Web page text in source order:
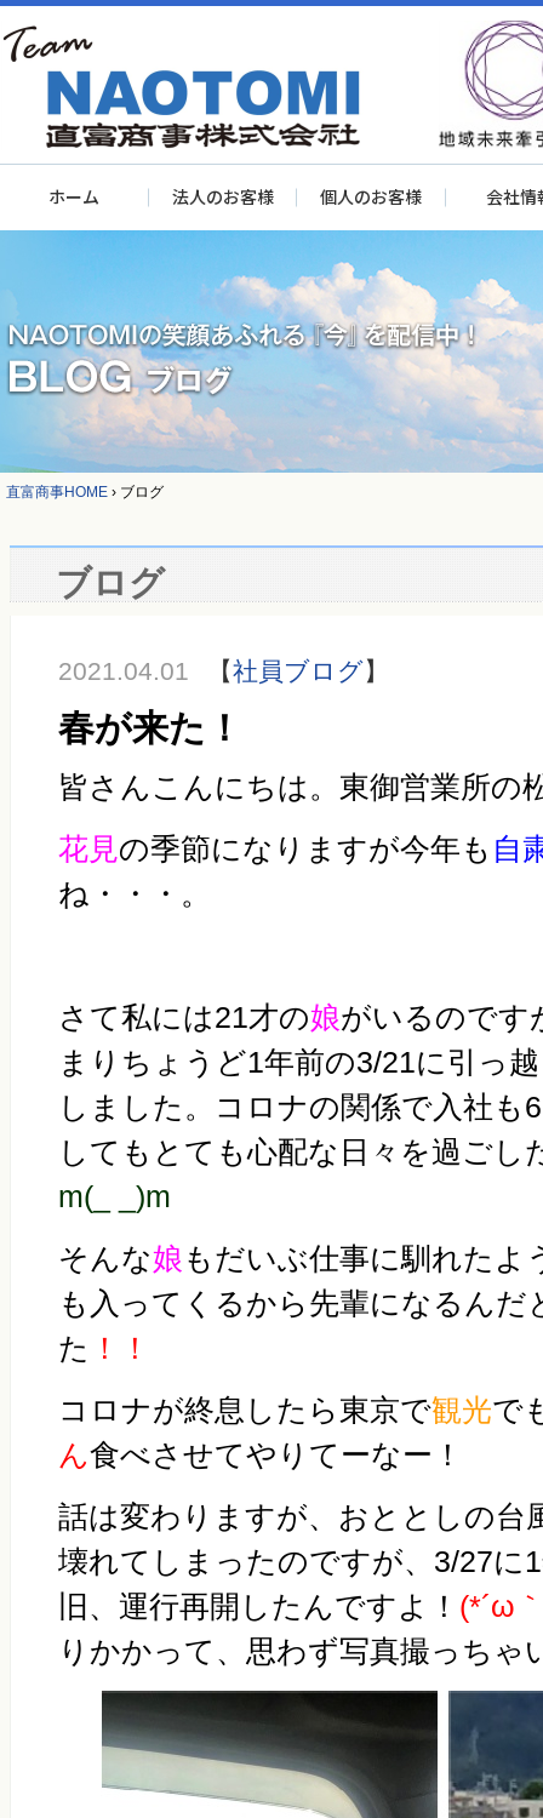
ホーム 法人のお客様 個人のお客様 会社情
直富商事HOME › ブログ
ブログ
2021.04.01 【社員ブログ】
春が来た！
皆さんこんにちは。東御営業所の
花見の季節になりますが今年も 自
ね・・・。
さて私には21才の娘がいるのです
まりちょうど1年前の3/21に引っ
しました。コロナの関係で入社も
してもとても心配な日々を過ごし
m(_ _)m
そんな娘 もだいぶ仕事に馴れたよ
も入ってくるから先輩になるんだ
た ！！
コロナが終息したら東京で観光で
ん食べさせてやりてーなー！
話は変わりますが、おととしの台
壊れてしまったのですが、3/27に
旧、運行再開したんですよ！ (*´ω
りかかって、思わず写真撮っちゃ